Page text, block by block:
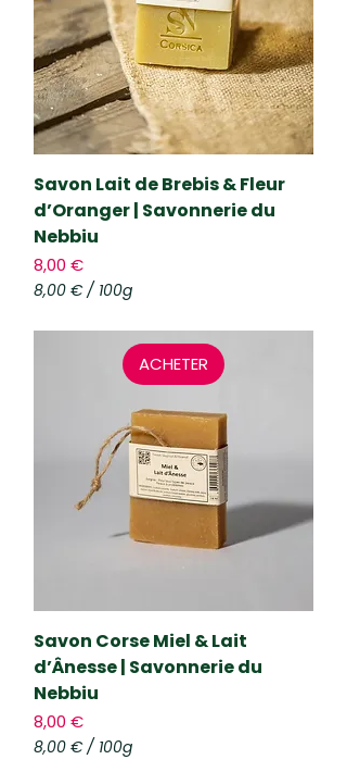
1
0
0
G
r
a
m
s
Savon Lait de Brebis & Fleur
d’Oranger | Savonnerie du
Nebbiu
Prix
8,00 €
8,00 € / 100g
,
s
ACHETER
Savon Corse Miel & Lait
d’Ânesse | Savonnerie du
Nebbiu
Prix
8,00 €
8,00 € / 100g